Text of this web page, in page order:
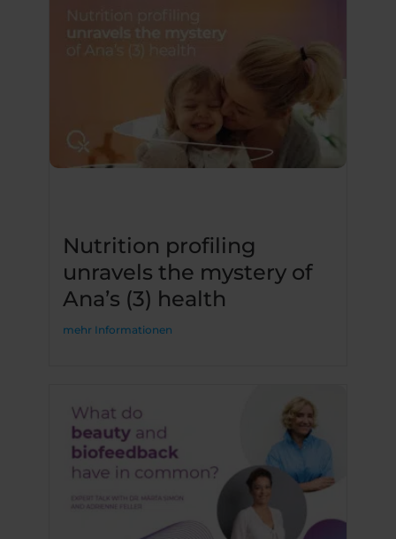
Nutrition profiling
unravels the mystery of
Ana’s (3) health
mehr Informationen